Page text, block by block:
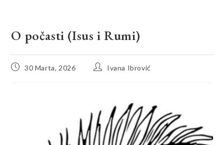
O počasti (Isus i Rumi)
30 Marta, 2026 Ivana Ibrović